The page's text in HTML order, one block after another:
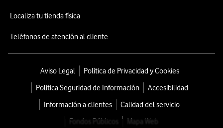
Localiza tu tienda física
Teléfonos de atención al cliente
Aviso Legal
Política de Privacidad y Cookies
Política Seguridad de Información
Accesibilidad
Información a clientes
Calidad del servicio
Fondos Públicos
Mapa Web